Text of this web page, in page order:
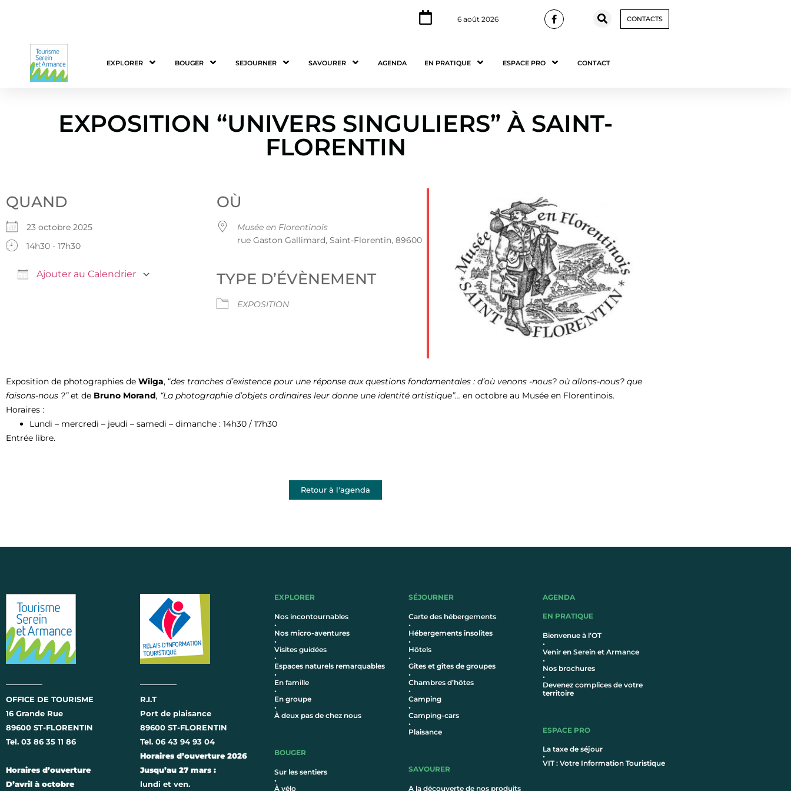
6 août 2026 CONTACTS
EXPLORER BOUGER SEJOURNER SAVOURER AGENDA EN PRATIQUE ESPACE PRO CONTACT
EXPOSITION “UNIVERS SINGULIERS” À SAINT-
FLORENTIN
QUAND
23 octobre 2025
14h30 - 17h30
Ajouter au Calendrier
Office 365 Outlook Live
OÙ
Musée en Florentinois
rue Gaston Gallimard, Saint-Florentin, 89600
TYPE D’ÉVÈNEMENT
EXPOSITION
Exposition de photographies de Wilga, “des tranches d’existence pour une réponse aux questions fondamentales : d’où venons -nous? où allons-nous? que
faisons-nous ?”et de Bruno Morand, “La photographie d’objets ordinaires leur donne une identité artistique”… en octobre au Musée en Florentinois.
Horaires :
Lundi – mercredi – jeudi – samedi – dimanche : 14h30 / 17h30
Entrée libre.
Retour à l'agenda
OFFICE DE TOURISME
16 Grande Rue
89600 ST-FLORENTIN
Tel. 03 86 35 11 86
Horaires d’ouverture
D’avril à octobre
R.I.T
Port de plaisance
89600 ST-FLORENTIN
Tel. 06 43 94 93 04
Horaires d’ouverture 2026
Jusqu’au 27 mars :
lundi et ven.
EXPLORER
Nos incontournables
•
Nos micro-aventures
•
Visites guidées
•
Espaces naturels remarquables
•
En famille
•
En groupe
•
À deux pas de chez nous
BOUGER
Sur les sentiers
•
À vélo
SÉJOURNER
Carte des hébergements
•
Hébergements insolites
•
Hôtels
•
Gîtes et gîtes de groupes
•
Chambres d’hôtes
•
Camping
•
Camping-cars
•
Plaisance
SAVOURER
A la découverte de nos produits
AGENDA
EN PRATIQUE
Bienvenue à l’OT
•
Venir en Serein et Armance
•
Nos brochures
•
Devenez complices de votre
territoire
ESPACE PRO
La taxe de séjour
•
VIT : Votre Information Touristique